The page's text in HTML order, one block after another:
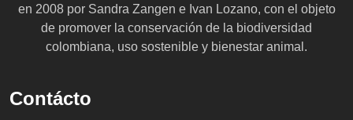
en 2008 por Sandra Zangen e Ivan Lozano, con el objeto
de promover la conservación de la biodiversidad
colombiana, uso sostenible y bienestar animal.
Contácto